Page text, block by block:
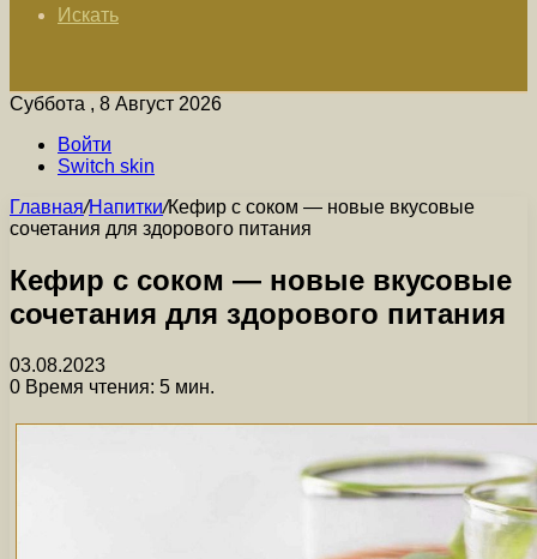
Искать
Суббота , 8 Август 2026
Войти
Switch skin
Главная/Напитки/Кефир с соком — новые вкусовые
сочетания для здорового питания
Кефир с соком — новые вкусовые
сочетания для здорового питания
03.08.2023
0 Время чтения: 5 мин.